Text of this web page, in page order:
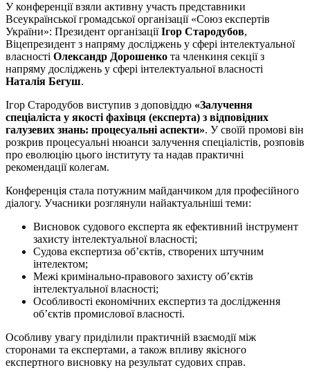
У конференції взяли активну участь представники
Всеукраїнської громадської організації «Союз експертів
України»: Президент організаціїІгор Стародубов,
Віцепрезидент з напряму досліджень у сфері інтелектуальної
власності Олександр Дорошенко та членкиня секції з
напряму досліджень у сфері інтелектуальної власності
Наталія Бегуш.
Ігор Стародубов виступив з доповіддю «Залучення
спеціаліста у якості фахівця (експерта) з відповідних
галузевих знань: процесуальні аспекти». У своїй промові він
розкрив процесуальні нюанси залучення спеціалістів, розповів
про еволюцію цього інституту та надав практичні
рекомендації колегам.
Конференція стала потужним майданчиком для професійного
діалогу. Учасники розглянули найактуальніші теми:
Висновок судового експерта як ефективний інструмент
захисту інтелектуальної власності;
Судова експертиза об’єктів, створених штучним
інтелектом;
Межі кримінально-правового захисту об’єктів
інтелектуальної власності;
Особливості економічних експертиз та дослідження
об’єктів промислової власності.
Особливу увагу приділили практичній взаємодії між
сторонами та експертами, а також впливу якісного
експертного висновку на результат судових справ.